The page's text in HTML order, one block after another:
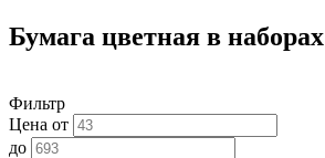
Бумага цветная в наборах
Фильтр
Цена от
до